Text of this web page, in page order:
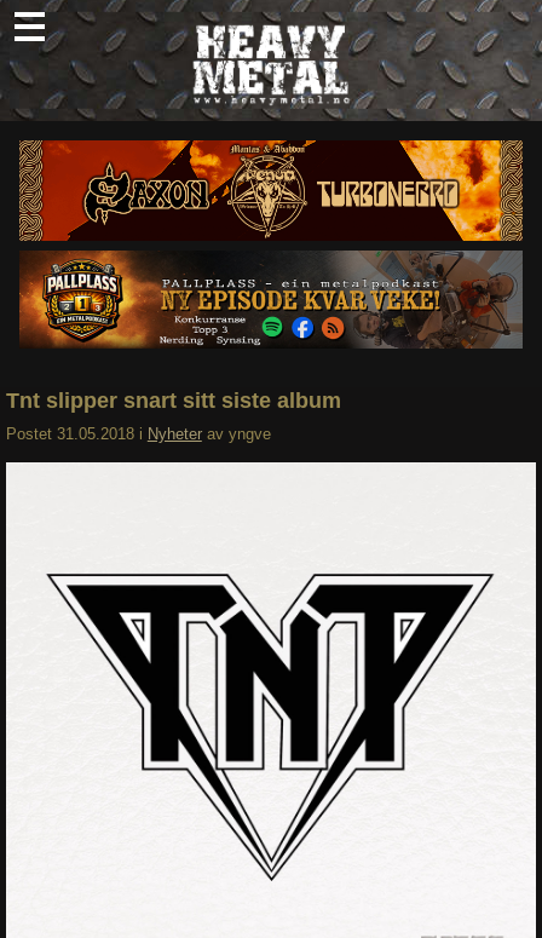
Skip
to
content
Nyheter
Omtaler
Intervjuer
Om oss
Abonner
Søk
Tnt slipper snart sitt siste album
Postet 31.05.2018 i Nyheter av yngve